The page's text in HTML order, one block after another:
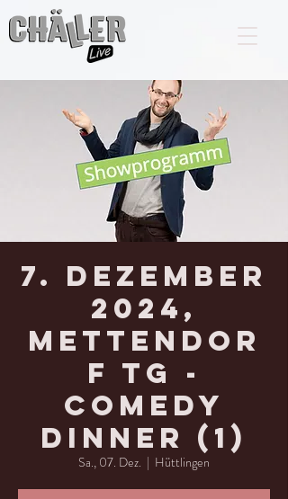
7. Dezember
2024,
METTENDOR
F TG -
Comedy
Dinner (1)
Sa., 07. Dez.
  |
Hüttlingen